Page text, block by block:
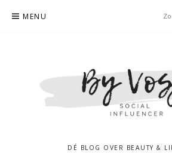
MENU
DÉ BLOG OVER BEAUTY &